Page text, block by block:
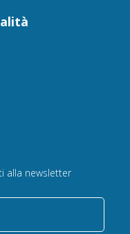
alla newsletter